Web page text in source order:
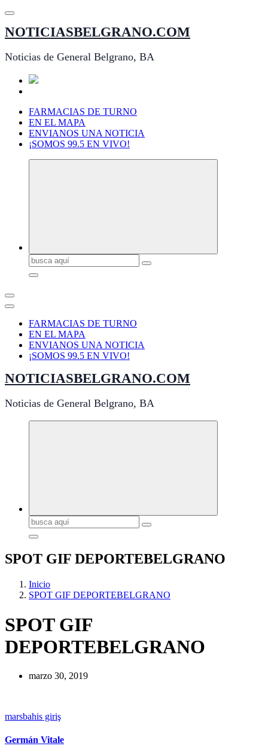
Saltar
contenido
NOTICIASBELGRANO.COM
Noticias de General Belgrano, BA
FARMACIAS DE TURNO
EN EL MAPA
ENVIANOS UNA NOTICIA
¡SOMOS 99.5 EN VIVO!
Buscar:
FARMACIAS DE TURNO
EN EL MAPA
ENVIANOS UNA NOTICIA
¡SOMOS 99.5 EN VIVO!
NOTICIASBELGRANO.COM
Noticias de General Belgrano, BA
Buscar:
SPOT GIF DEPORTEBELGRANO
Inicio
SPOT GIF DEPORTEBELGRANO
SPOT GIF
DEPORTEBELGRANO
marzo 30, 2019
marsbahis giriş
Germán Vitale